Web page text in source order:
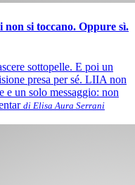
si toccano. Oppure sì.
sottopelle. E poi un
presa per sé. LIIA non
e un solo messaggio: non
di Elisa Aura Serrani